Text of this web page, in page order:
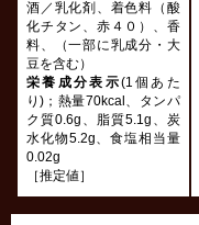
酒／乳化剤、着色料（酸
化チタン、赤４０）、香
料、（一部に乳成分・大
豆を含む）
栄養成分表示(1個あた
り)；熱量70kcal、タンパ
ク質0.6g、脂質5.1g、炭
水化物5.2g、食塩相当量
0.02g
［推定値］